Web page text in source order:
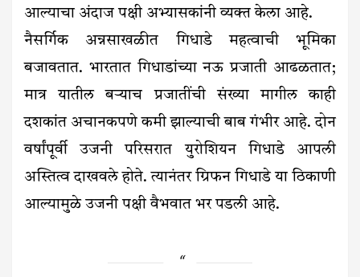
आल्याचा अंदाज पक्षी अभ्यासकांनी व्यक्त केला आहे.
नैसर्गिक अन्नसाखळीत गिधाडे महत्वाची भूमिका
बजावतात. भारतात गिधाडांच्या नऊ प्रजाती आढळतात;
मात्र यातील बऱ्याच प्रजातींची संख्या मागील काही
दशकांत अचानकपणे कमी झाल्याची बाब गंभीर आहे. दोन
वर्षांपूर्वी उजनी परिसरात युरोशियन गिधाडे आपली
अस्तित्व दाखवले होते. त्यानंतर ग्रिफन गिधाडे या ठिकाणी
आल्यामुळे उजनी पक्षी वैभवात भर पडली आहे.